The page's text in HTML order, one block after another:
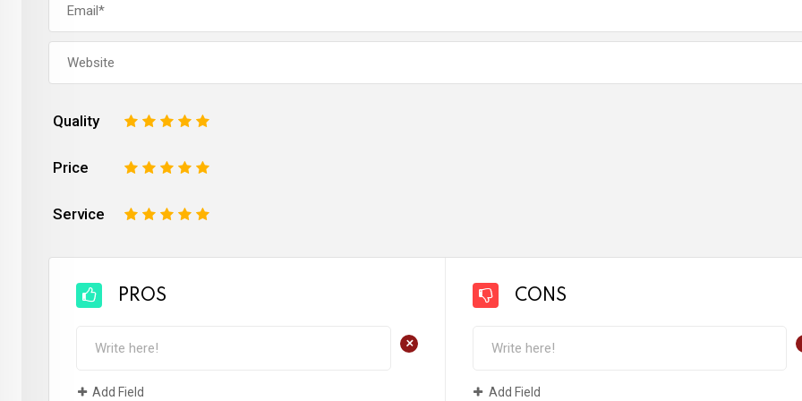
Quality 5
4
3
2
Price 5
4
3
2
Service 5
4
3
2
PROS
+
Add Field
CONS
Add Field